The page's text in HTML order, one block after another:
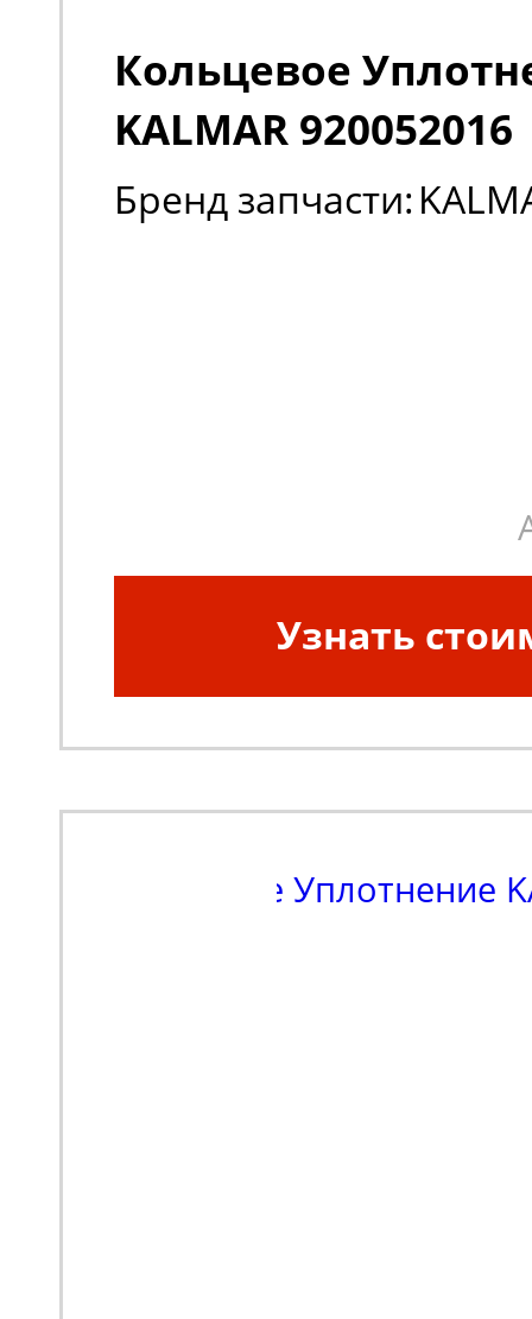
Кольцевое
KALMAR 920052016
Бренд запчасти:
Узнать